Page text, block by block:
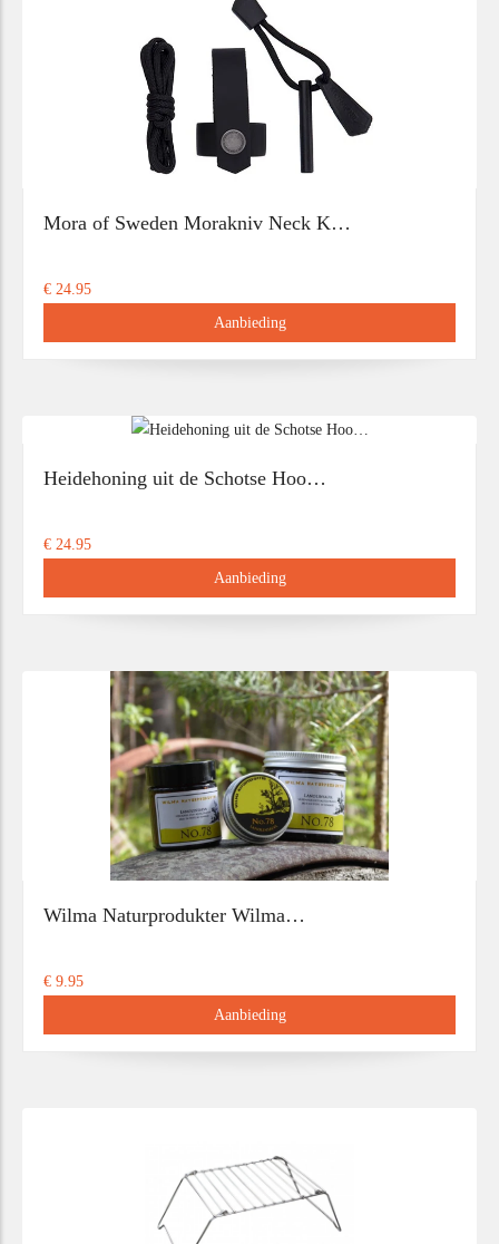
Mora of Sweden Morakniv Neck K…
€ 24.95
Aanbieding
Heidehoning uit de Schotse Hoo…
€ 24.95
Aanbieding
Wilma Naturprodukter Wilma…
€ 9.95
Aanbieding